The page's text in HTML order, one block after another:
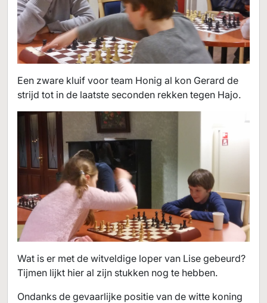
Een zware kluif voor team Honig al kon Gerard de
strijd tot in de laatste seconden rekken tegen Hajo.
Wat is er met de witveldige loper van Lise gebeurd?
Tijmen lijkt hier al zijn stukken nog te hebben.
Ondanks de gevaarlijke positie van de witte koning